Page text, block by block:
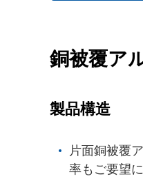
銅被覆ア
製品構造
片面銅被覆
率もご要望